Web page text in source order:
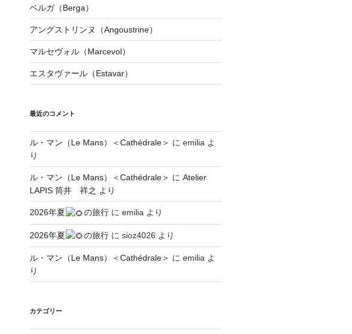
ベルガ（Berga）
アングストリンヌ（Angoustrine）
マルセヴォル（Marcevol）
エスタヴァール（Estavar）
最近のコメント
ル・マン（Le Mans）＜Cathédrale＞ に emiliaよ
り
ル・マン（Le Mans）＜Cathédrale＞ に Atelier
LAPIS 筒井 祥之 より
2026年夏 の旅行に emiliaより
2026年夏 の旅行に sioz4026 より
ル・マン（Le Mans）＜Cathédrale＞ に emilia よ
り
カテゴリー